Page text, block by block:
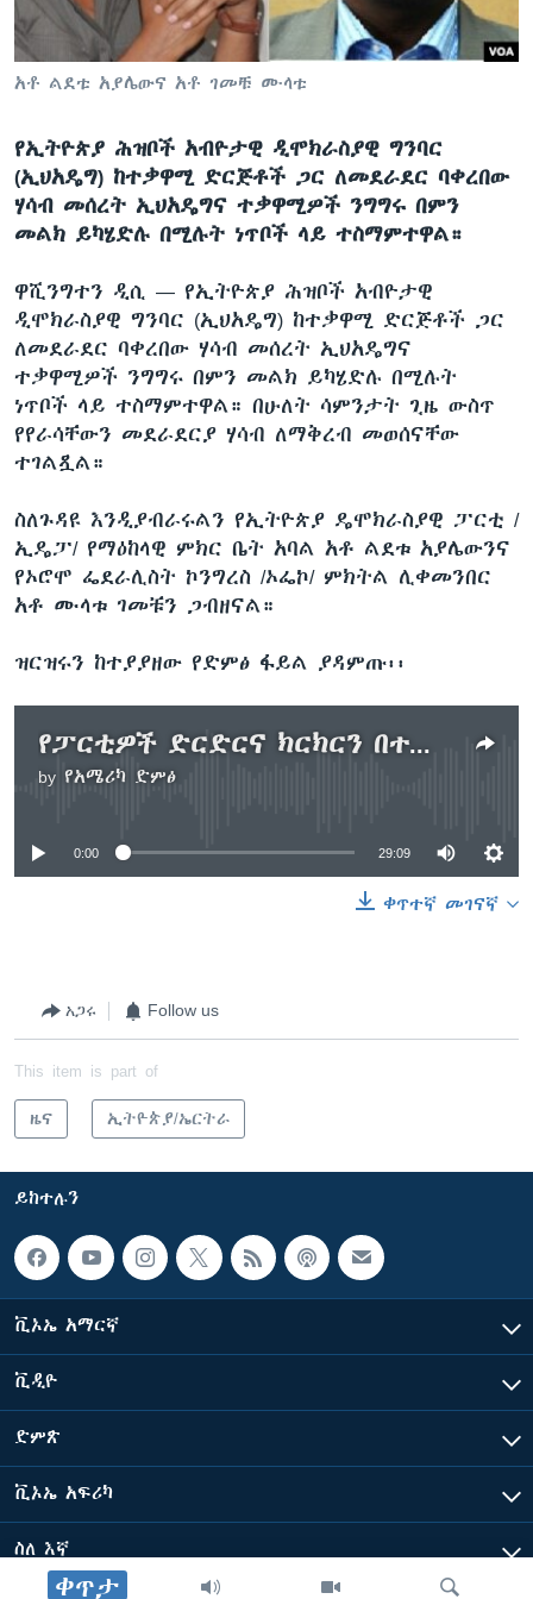
ቋንቋዎች
ቀጥታ
አቶ ልደቱ አያሌውና አቶ ገመቹ ሙላቱ
የኢትዮጵያ ሕዝቦች አብዮታዊ ዲሞክራስያዊ ግንባር
(ኢህአዴግ) ከተቃዋሚ ድርጅቶች ጋር ለመደራደር ባቀረበው
ሃሳብ መሰረት ኢህአዴግና ተቃዋሚዎች ንግግሩ በምን
መልክ ይካሄድሉ በሚሉት ነጥቦች ላይ ተስማምተዋል።
ዋሺንግተን ዲሲ — የኢትዮጵያ ሕዝቦች አብዮታዊ
ዲሞክራስያዊ ግንባር (ኢህአዴግ) ከተቃዋሚ ድርጅቶች ጋር
ለመደራደር ባቀረበው ሃሳብ መሰረት ኢህአዴግና
ተቃዋሚዎች ንግግሩ በምን መልክ ይካሄድሉ በሚሉት
ነጥቦች ላይ ተስማምተዋል። በሁለት ሳምንታት ጊዜ ውስጥ
የየራሳቸውን መደራደርያ ሃሳብ ለማቅረብ መወሰናቸው
ተገልጿል።
ስለጉዳዩ እንዲያብራሩልን የኢትዮጵያ ዴሞክራስያዊ ፓርቲ /
ኢዴፓ/ የማዕከላዊ ምክር ቤት አባል አቶ ልደቱ አያሌውንና
የኦሮሞ ፌደራሊስት ኮንግረስ /ኦፌኮ/ ምክትል ሊቀመንበር
አቶ ሙላቱ ገመቹን ጋብዘናል።
ዝርዝሩን ከተያያዘው የድምፅ ፋይል ያዳምጡ፡፡
የፓርቲዎች ድርድርና ክርክርን በተመለከተ ውይይት
by የአሜሪካ ድምፅ
No media source currently available
0:00 29:09
ቀጥተኛ መገናኛ
አጋሩ Follow us
This item is part of
ዜና ኢትዮጵያ/ኤርትራ
ይከተሉን
ቪኦኤ አማርኛ
ቪዲዮ
ድምጽ
ቪኦኤ አፍሪካ
ስለ እኛ